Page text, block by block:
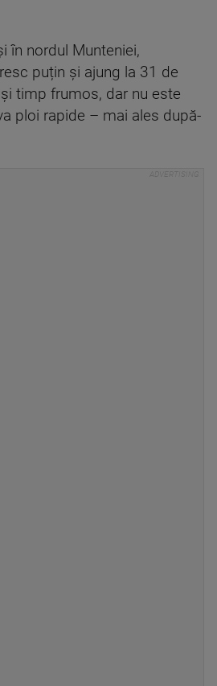
în nordul Munteniei,
puțin și ajung la 31 de
timp frumos, dar nu este
ploi rapide – mai ales după-